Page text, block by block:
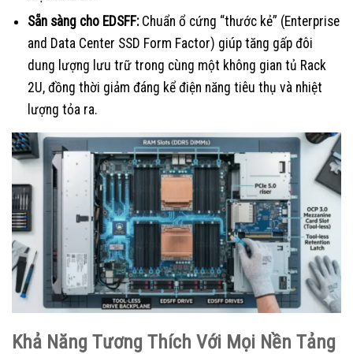
Sẵn sàng cho EDSFF:Chuẩn ổ cứng “thước kẻ” (Enterprise
and Data Center SSD Form Factor) giúp tăng gấp đôi
dung lượng lưu trữ trong cùng một không gian tủ Rack
2U, đồng thời giảm đáng kể điện năng tiêu thụ và nhiệt
lượng tỏa ra.
Khả Năng Tương Thích Với Mọi Nền Tảng